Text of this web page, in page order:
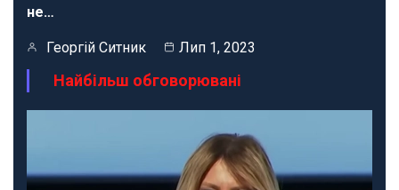
не…
Георгій Ситник Лип 1, 2023
Найбільш обговорювані